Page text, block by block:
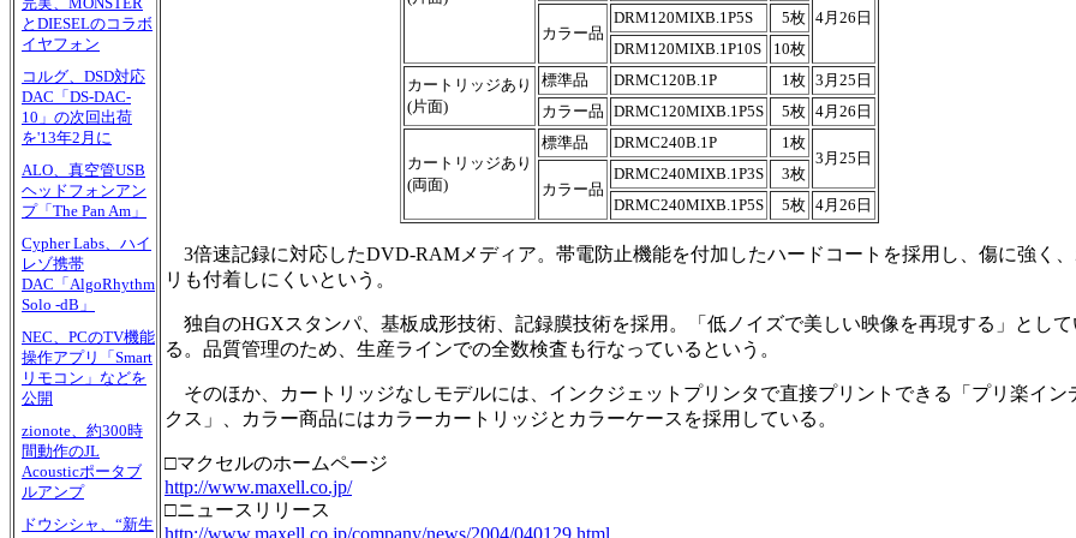
完実、MONSTER
とDIESELのコラボ
イヤフォン
コルグ、DSD対応
DAC「DS-DAC-
10」の次回出荷
を'13年2月に
ALO、真空管USB
ヘッドフォンアン
プ「The Pan Am」
Cypher Labs、ハイ
レゾ携帯
DAC「AlgoRhythm
Solo -dB」
NEC、PCのTV機能
操作アプリ「Smart
リモコン」などを
公開
zionote、約300時
間動作のJL
Acousticポータブ
ルアンプ
ドウシシャ、“新生
4月26日
カラー品
DRM120MIXB.1P5S
5枚
DRM120MIXB.1P10S
10枚
カートリッジあり
(片面)
標準品 DRMC120B.1P 1枚 3月25日
カラー品 DRMC120MIXB.1P5S 5枚 4月26日
カートリッジあり
(両面)
標準品 DRMC240B.1P
1枚
3月25日
カラー品
DRMC240MIXB.1P3S
3枚
DRMC240MIXB.1P5S
5枚 4月26日
3倍速記録に対応したDVD-RAMメディア。帯電防止機能を付加したハードコートを採用し、傷に強く、
リも付着しにくいという。
独自のHGXスタンパ、基板成形技術、記録膜技術を採用。「低ノイズで美しい映像を再現する」として
る。品質管理のため、生産ラインでの全数検査も行なっているという。
そのほか、カートリッジなしモデルには、インクジェットプリンタで直接プリントできる「プリ楽イン
クス」、カラー商品にはカラーカートリッジとカラーケースを採用している。
□マクセルのホームページ
http://www.maxell.co.jp/
□ニュースリリース